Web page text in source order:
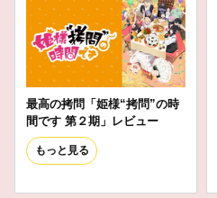
最高の拷問「姫様“拷問”の時
間です 第２期」レビュー
もっと見る